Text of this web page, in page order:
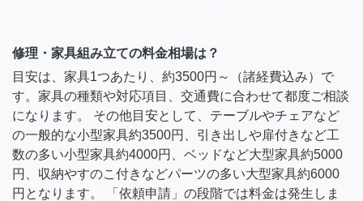
修理・家具組み立ての料金相場は？
目安は、家具1つあたり、約3500円～（諸経費込み）で
す。家具の種類や対応項目、交通費に合わせて都度ご相談
になります。 その他目安として、テーブルやチェアなど
の一般的な小型家具約3500円、引き出しや扉付きなど工
数の多い小型家具約4000円、ベッドなど大型家具約5000
円、収納やすのこ付きなどパーツの多い大型家具約6000
円となります。 「依頼申請」の段階では料金は発生しま